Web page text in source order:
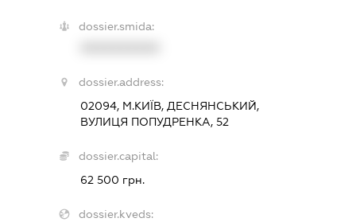
dossier.smida:
dossier.address:
02094, М.КИЇВ, ДЕСНЯНСЬКИЙ,
ВУЛИЦЯ ПОПУДРЕНКА, 52
dossier.capital:
62 500 грн.
dossier.kveds: